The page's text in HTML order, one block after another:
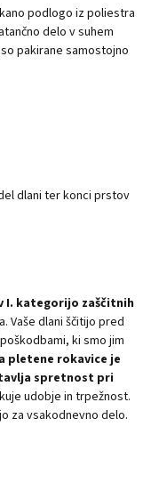
podlogo iz poliestra
delo v suhem
pakirane samostojno
dlani ter konci prstov
I. kategorijo zaščitnih
Vaše dlani ščitijo pred
ki smo jim
pletene rokavice je
spretnost pri
udobje in trpežnost.
za vsakodnevno delo.